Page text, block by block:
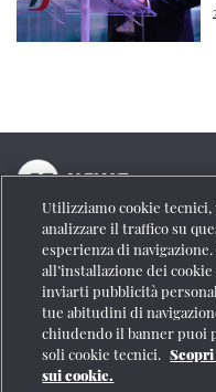
La testata online del
Social
Se vuoi contattarci o avere altre
Utilizziamo cookie
analizzare il traffico su
esperienza di
all’installazione dei
inviarti pubblicità
tue abitudini di
chiudendo il banner puoi
soli cookie tecnici.
sui cookie.